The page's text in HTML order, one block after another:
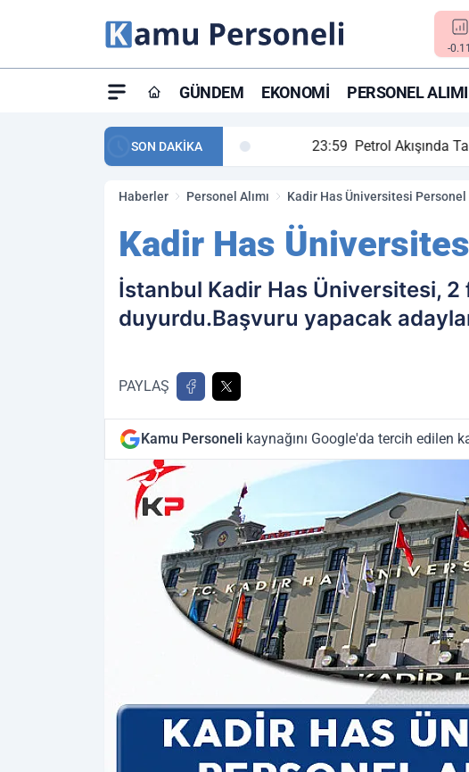
-0.11
GÜNDEM EKONOMI PERSONEL ALIMI
SON DAKİKA
maç özeti ve golleri! 23:59 Petrol Akışında Tarihi
Haberler Personel Alımı Kadir Has Üniversitesi Personel
Kadir Has
İstanbul Kadir Has Üniversitesi, 2
duyurdu.Başvuru yapacak
PAYLAŞ
Kamu Personeli kaynağını Google'da tercih edilen